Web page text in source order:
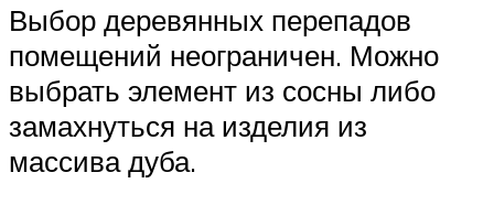
Выбор деревянных перепадов
помещений неограничен. Можно
выбрать элемент из сосны либо
замахнуться на изделия из
массива дуба.